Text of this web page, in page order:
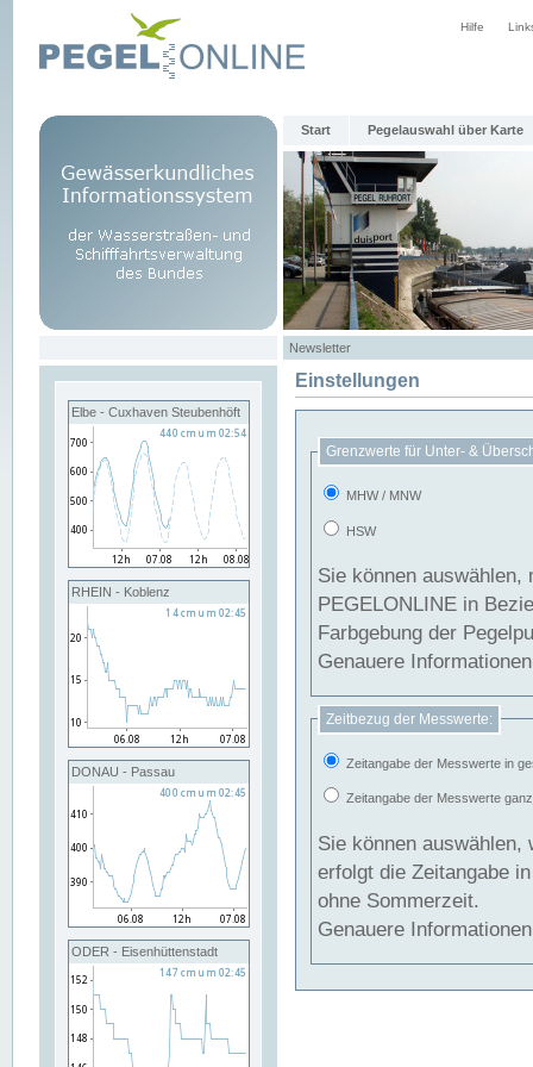
Hilfe
Start Pegelauswahl über Karte
Newsletter
Elbe - Cuxhaven Steubenhöft
RHEIN - Koblenz
DONAU - Passau
ODER - Eisenhüttenstadt
Einstellungen
Grenzwerte für Unter- &
MHW / MNW
HSW
Sie können
PEGELONLINE in Beziehung
Farbgebung der
Genauere
Zeitbezug der Messwerte:
Zeitangabe der Messwerte in
Zeitangabe der Messwerte
Sie können auswählen,
erfolgt die Zeitangabe
ohne Sommerzeit.
Genauere